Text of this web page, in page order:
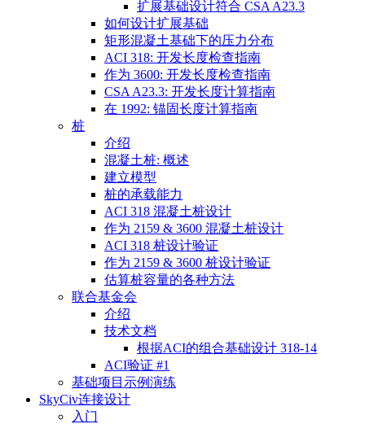
扩展基础设计符合 CSA A23.3
如何设计扩展基础
矩形混凝土基础下的压力分布
ACI 318: 开发长度检查指南
作为 3600: 开发长度检查指南
CSA A23.3: 开发长度计算指南
在 1992: 锚固长度计算指南
桩
介绍
混凝土桩: 概述
建立模型
桩的承载能力
ACI 318 混凝土桩设计
作为 2159 & 3600 混凝土桩设计
ACI 318 桩设计验证
作为 2159 & 3600 桩设计验证
估算桩容量的各种方法
联合基金会
介绍
技术文档
根据ACI的组合基础设计 318-14
ACI验证 #1
基础项目示例演练
SkyCiv连接设计
入门